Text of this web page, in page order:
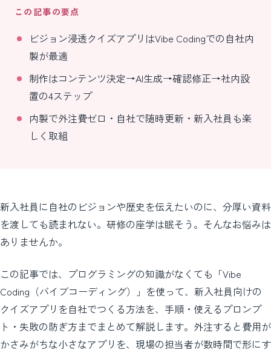
この記事の要点
ビジョン浸透クイズアプリはVibe Codingでの自社内
製が最適
制作はコンテンツ決定→AI生成→確認修正→社内設
置の4ステップ
内製で外注費ゼロ・自社で随時更新・新入社員も楽
しく取組
新入社員に自社のビジョンや歴史を伝えたいのに、分厚い資料
を渡しても読まれない。研修の座学は眠そう。そんなお悩みは
ありませんか。
この記事では、プログラミングの知識がなくても「Vibe
Coding（バイブコーディング）」を使って、新入社員向けの
クイズアプリを自社でつくる方法を、手順・使えるプロンプ
ト・失敗の防ぎ方までまとめて解説します。外注すると費用が
かさみがちな小さなアプリを、現場の担当者が数時間で形にす